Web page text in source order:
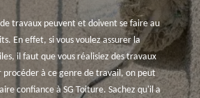
travaux peuvent et doivent se faire au
En effet, si vous voulez assurer la
il faut que vous réalisiez des travaux
procéder à ce genre de travail, on peut
confiance à SG Toiture. Sachez qu'il a